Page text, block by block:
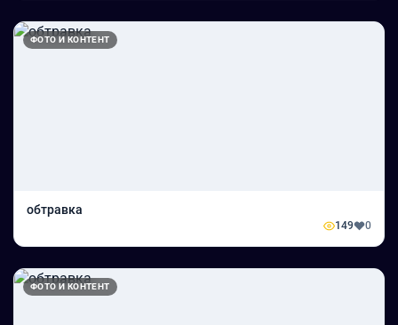
ФОТО И КОНТЕНТ
обтравка
149 0
ФОТО И КОНТЕНТ